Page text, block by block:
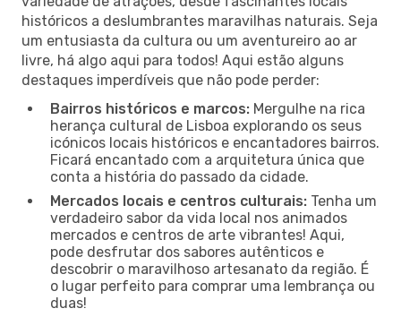
históricos a deslumbrantes maravilhas naturais. Seja
um entusiasta da cultura ou um aventureiro ao ar
livre, há algo aqui para todos! Aqui estão alguns
destaques imperdíveis que não pode perder:
Bairros históricos e marcos: Mergulhe na rica
herança cultural de Lisboa explorando os seus
icónicos locais históricos e encantadores bairros.
Ficará encantado com a arquitetura única que
conta a história do passado da cidade.
Mercados locais e centros culturais: Tenha um
verdadeiro sabor da vida local nos animados
mercados e centros de arte vibrantes! Aqui,
pode desfrutar dos sabores autênticos e
descobrir o maravilhoso artesanato da região. É
o lugar perfeito para comprar uma lembrança ou
duas!